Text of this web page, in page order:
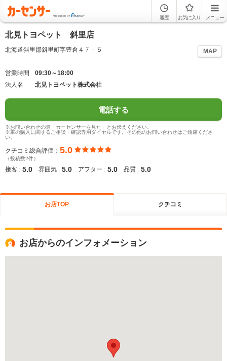
履歴 お気に入り メニュー
北見トヨペット 斜里店
北海道斜里郡斜里町字豊倉４７－５ MAP
営業時間
09:30～18:00
法人名
北見トヨペット株式会社
電話する
※お問い合わせの際「カーセンサーを見た」とお伝えください。
※車の購入に関するご相談・確認専用ダイヤルです。その他のお問い合わせはご遠慮くださ
い。
クチコミ総合評価： 5.0
（投稿数2件）
接客 : 5.0 雰囲気 : 5.0 アフター : 5.0 品質 : 5.0
お店TOP クチコミ
お店からのインフォメーション